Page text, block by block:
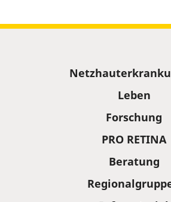
Leben
Forschung
PRO RETINA
Beratung